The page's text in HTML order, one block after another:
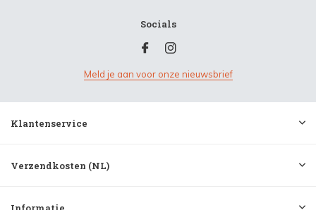
Socials
Meld je aan voor onze nieuwsbrief
Klantenservice
Verzendkosten (NL)